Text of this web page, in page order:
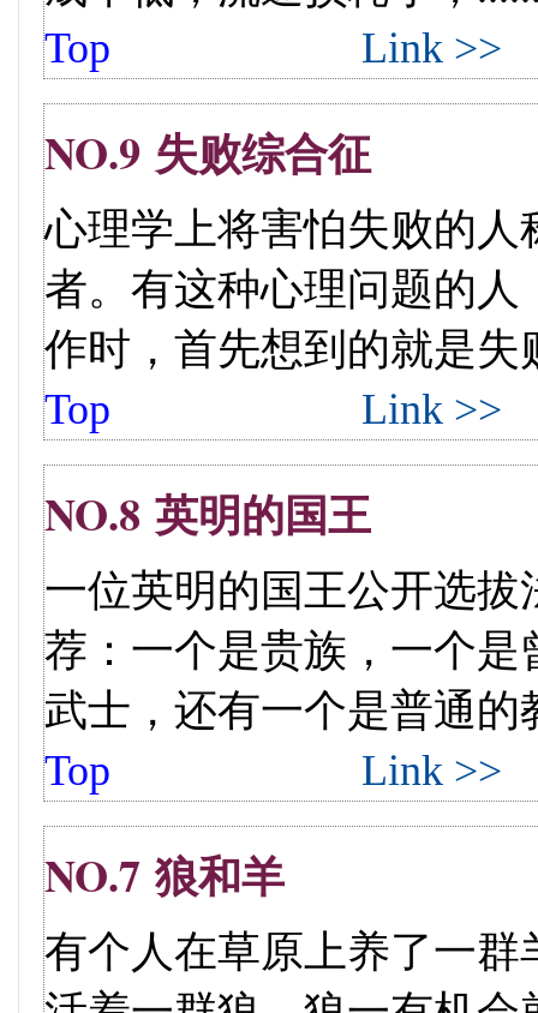
Top
Link >>
NO.9 失败综合征
心理学上将害怕失败的人
者。有这种心理问题的
作时，首先想到的就是失
Top
Link >>
NO.8 英明的国王
一位英明的国王公开选
荐：一个是贵族，一个是
武士，还有一个是普通的
Top
Link >>
NO.7 狼和羊
有个人在草原上养了一